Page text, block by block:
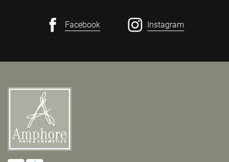
Facebook Instagram